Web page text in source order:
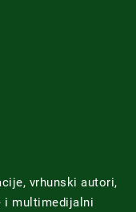
vrhunski autori,
i multimedijalni